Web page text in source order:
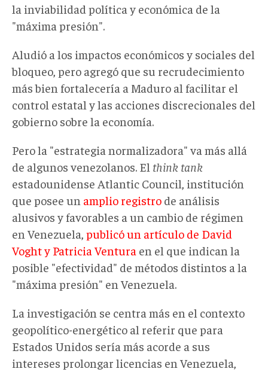
la inviabilidad política y económica de la
"máxima presión".
Aludió a los impactos económicos y sociales del
bloqueo, pero agregó que su recrudecimiento
más bien fortalecería a Maduro al facilitar el
control estatal y las acciones discrecionales del
gobierno sobre la economía.
Pero la "estrategia normalizadora" va más allá
de algunos venezolanos. El think tank
estadounidense Atlantic Council, institución
que posee un amplio registro de análisis
alusivos y favorables a un cambio de régimen
en Venezuela, publicó un artículo de David
Voght y Patricia Ventura en el que indican la
posible "efectividad" de métodos distintos a la
"máxima presión" en Venezuela.
La investigación se centra más en el contexto
geopolítico-energético al referir que para
Estados Unidos sería más acorde a sus
intereses prolongar licencias en Venezuela,